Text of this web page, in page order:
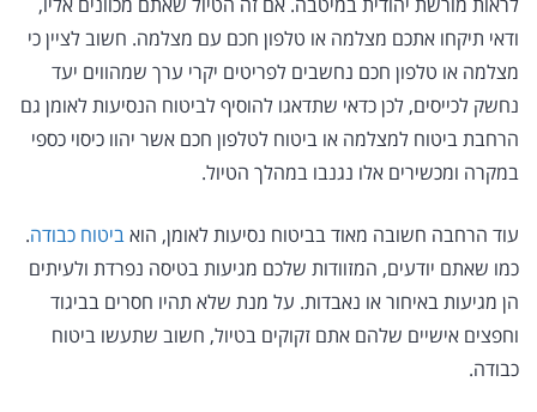
ודאי תיקחו אתכם מצלמה או טלפון חכם עם מצלמה. חשוב לציין כי
מצלמה או טלפון חכם נחשבים לפריטים יקרי ערך שמהווים יעד
נחשק לכייסים, לכן כדאי שתדאגו להוסיף לביטוח הנסיעות לאומן גם
הרחבת ביטוח למצלמה או ביטוח לטלפון חכם אשר יהוו כיסוי כספי
במקרה ומכשירים אלו נגנבו במהלך הטיול.
עוד הרחבה חשובה מאוד בביטוח נסיעות לאומן, הואביטוח כבודה.
כמו שאתם יודעים, המזוודות שלכם מגיעות בטיסה נפרדת ולעיתים
הן מגיעות באיחור או נאבדות. על מנת שלא תהיו חסרים בביגוד
וחפצים אישיים שלהם אתם זקוקים בטיול, חשוב שתעשו ביטוח
כבודה.